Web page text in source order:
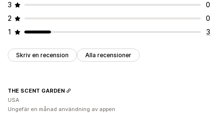
3
0
2
0
1
3
Skriv en recension Alla recensioner
THE SCENT GARDEN
USA
Ungefär en månad användning av appen